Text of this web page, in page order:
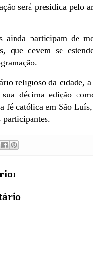
será presidida pelo
ainda participam de
que devem se
religioso da cidade,
décima edição
fé católica em São
participantes.